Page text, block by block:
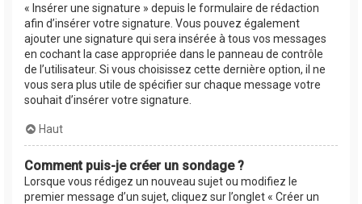
« Insérer une signature » depuis le formulaire de rédaction
afin d’insérer votre signature. Vous pouvez également
ajouter une signature qui sera insérée à tous vos messages
en cochant la case appropriée dans le panneau de contrôle
de l’utilisateur. Si vous choisissez cette dernière option, il ne
vous sera plus utile de spécifier sur chaque message votre
souhait d’insérer votre signature.
Haut
Comment puis-je créer un sondage ?
Lorsque vous rédigez un nouveau sujet ou modifiez le
premier message d’un sujet, cliquez sur l’onglet « Créer un